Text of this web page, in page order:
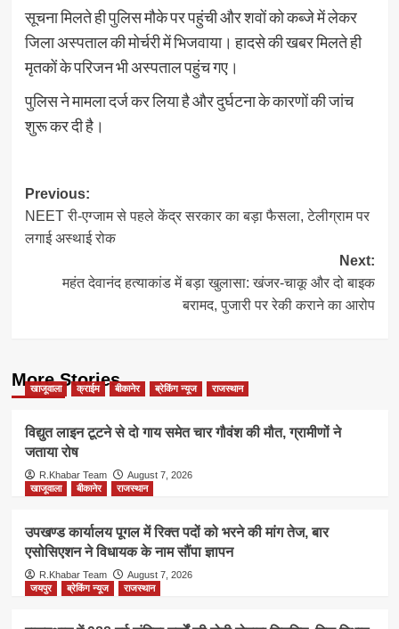
सूचना मिलते ही पुलिस मौके पर पहुंची और शवों को कब्जे में लेकर
जिला अस्पताल की मोर्चरी में भिजवाया। हादसे की खबर मिलते ही
मृतकों के परिजन भी अस्पताल पहुंच गए।
पुलिस ने मामला दर्ज कर लिया है और दुर्घटना के कारणों की जांच
शुरू कर दी है।
Post
navigation
Previous:
NEET री-एग्जाम से पहले केंद्र सरकार का बड़ा फैसला, टेलीग्राम पर
लगाई अस्थाई रोक
Next:
महंत देवानंद हत्याकांड में बड़ा खुलासा: खंजर-चाकू और दो बाइक
बरामद, पुजारी पर रेकी कराने का आरोप
More Stories
खाजूवाला क्राईम बीकानेर ब्रेकिंग न्यूज राजस्थान
विद्युत लाइन टूटने से दो गाय समेत चार गौवंश की मौत, ग्रामीणों ने
जताया रोष
R.Khabar Team
August 7, 2026
खाजूवाला
बीकानेर राजस्थान
उपखण्ड कार्यालय पूगल में रिक्त पदों को भरने की मांग तेज, बार
एसोसिएशन ने विधायक के नाम सौंपा ज्ञापन
R.Khabar Team
August 7, 2026
जयपुर
ब्रेकिंग न्यूज राजस्थान